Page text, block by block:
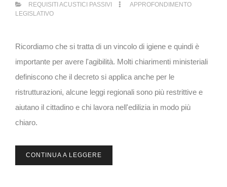
REQUISITI ACUSTICI PASSIVI
APPROFONDIMENTO
LEGISLATIVO
Ricordiamo che si tratta di un vincolo di igiene e quindi è
importante per avere l'agibilità. Molti chiarimenti ministeriali
definiscono che il decreto si applica anche per le
ristrutturazioni, alcune leggi regionali sono più restrittive e
aiutano il cittadino e chi lavora nell'edilizia in modo più
chiaro.
CONTINUA A LEGGERE